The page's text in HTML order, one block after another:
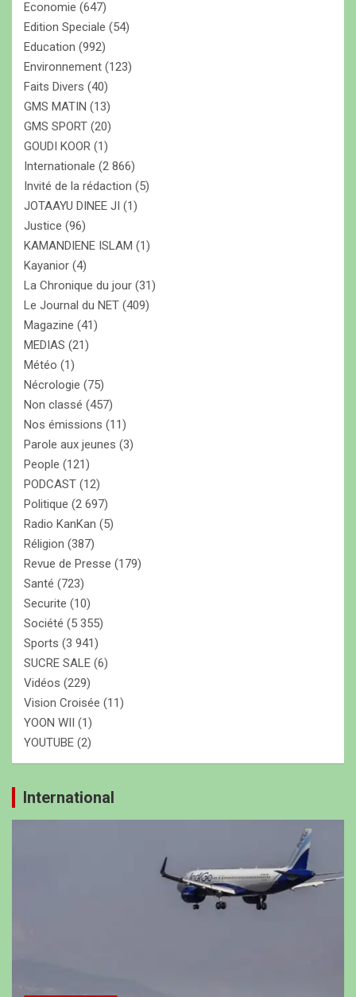
Economie (647)
Edition Speciale (54)
Education (992)
Environnement (123)
Faits Divers (40)
GMS MATIN (13)
GMS SPORT (20)
GOUDI KOOR (1)
Internationale (2 866)
Invité de la rédaction (5)
JOTAAYU DINEE JI (1)
Justice (96)
KAMANDIENE ISLAM (1)
Kayanior (4)
La Chronique du jour (31)
Le Journal du NET (409)
Magazine (41)
MEDIAS (21)
Météo (1)
Nécrologie (75)
Non classé (457)
Nos émissions (11)
Parole aux jeunes (3)
People (121)
PODCAST (12)
Politique (2 697)
Radio KanKan (5)
Réligion (387)
Revue de Presse (179)
Santé (723)
Securite (10)
Société (5 355)
Sports (3 941)
SUCRE SALE (6)
Vidéos (229)
Vision Croisée (11)
YOON WII (1)
YOUTUBE (2)
International